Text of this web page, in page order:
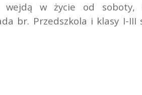
wejdą w życie od
br. Przedszkola i klasy I-III